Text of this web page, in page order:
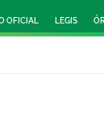
OFICIAL LEGIS